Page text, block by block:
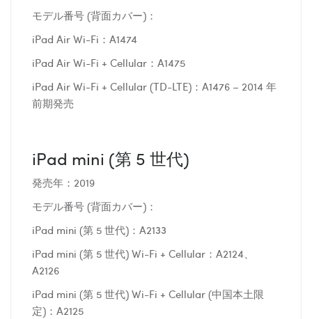
モデル番号 (背面カバー)：
iPad Air Wi-Fi：A1474
iPad Air Wi-Fi + Cellular：A1475
iPad Air Wi-Fi + Cellular (TD-LTE)：A1476 – 2014 年
前期発売
iPad mini (第 5 世代)
発売年：2019
モデル番号 (背面カバー)：
iPad mini (第 5 世代)：A2133
iPad mini (第 5 世代) Wi-Fi + Cellular：A2124、
A2126
iPad mini (第 5 世代) Wi-Fi + Cellular (中国本土限
定)：A2125